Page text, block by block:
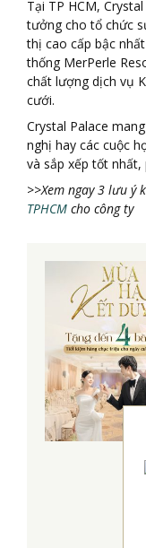
Tại TP HCM,
tưởng cho tổ chức
thị cao cấp bậc
thống MerPerle
chất lượng dịch vụ
cưới.
Crystal Palace
nghị hay các cuộc
và sắp xếp tốt nhất,
>>Xem ngay 3 lưu ý
TPHCM cho công ty